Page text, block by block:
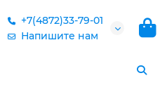
+7(4872)33-79-01
Напишите нам